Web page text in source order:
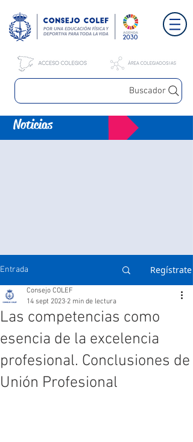
Buscador
Noticias
Entrada Regístrate
Las competencias como
esencia de la excelencia
profesional. Conclusiones de
Unión Profesional
Consejo COLEF
14 sept 2023 2 min de lectura